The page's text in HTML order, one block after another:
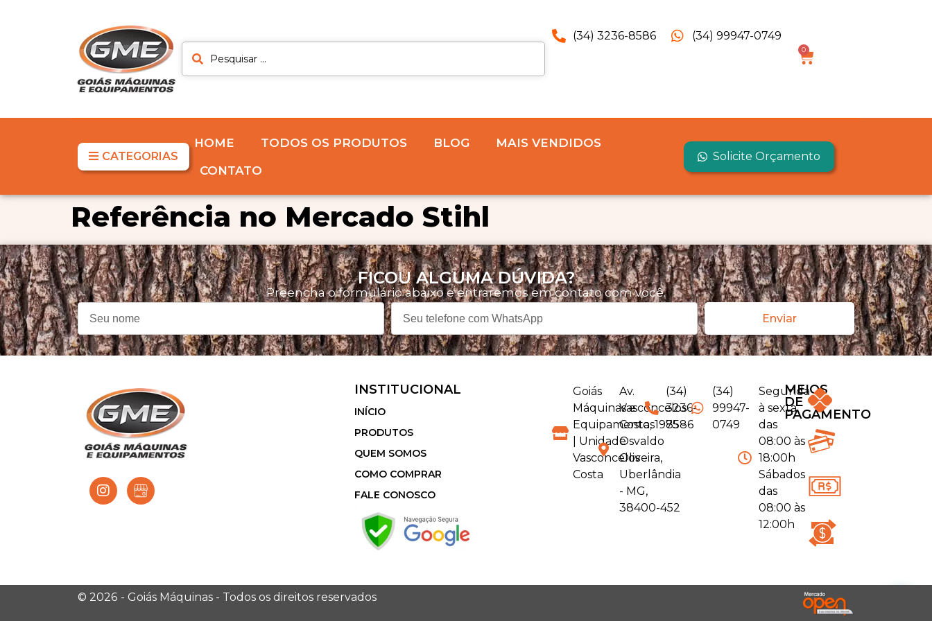
(34) 3236-8586 (34) 99947-0749
0
CATEGORIAS
HOME TODOS OS PRODUTOS BLOG
MAIS VENDIDOS
CONTATO
Solicite Orçamento
Referência no Mercado Stihl
FICOU ALGUMA DÚVIDA?
Preencha o formulário abaixo e entraremos em contato com você.
Enviar
INSTITUCIONAL
INÍCIO
PRODUTOS
QUEM SOMOS
COMO COMPRAR
FALE CONOSCO
Goiás
Máquinas e
Equipamentos
| Unidade
Vasconcelos
Costa
Av.
Vasconcelos
Costa, 1975 -
Osvaldo
Oliveira,
Uberlândia
- MG,
38400-452
(34)
3236-
8586
(34)
99947-
0749
Segunda
à sexta
das
08:00 às
18:00h
Sábados
das
08:00 às
12:00h
MEIOS
DE
PAGAMENTO
© 2026 - Goiás Máquinas - Todos os direitos reservados